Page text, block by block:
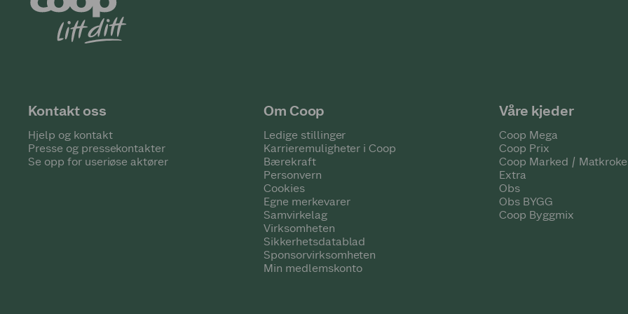
Kontakt oss
Hjelp og kontakt
Presse og pressekontakter
Se opp for useriøse aktører
Om Coop
Ledige stillinger
Karrieremuligheter i Coop
Bærekraft
Personvern
Cookies
Egne merkevarer
Samvirkelag
Virksomheten
Sikkerhetsdatablad
Sponsorvirksomheten
Min medlemskonto
Våre kjeder
Coop Mega
Coop Prix
Coop Marked /
Extra
Obs
Obs BYGG
Coop Byggmix